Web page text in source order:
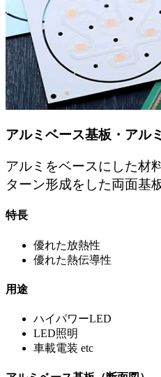
アルミベース基板・アル
アルミをベースにした材
ターン形成をした両面基
特長
優れた放熱性
優れた熱伝導性
用途
ハイパワーLED
LED照明
車載電装 etc